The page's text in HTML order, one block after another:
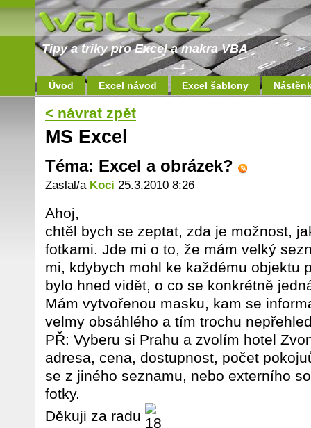
Tipy a triky pro Excel a makra VBA
Úvod Excel návod Excel šablony
< návrat zpět
MS Excel
Téma: Excel a obrázek?
Zaslal/a Koci 25.3.2010 8:26
Ahoj,
chtěl bych se zeptat, zda je možnost,
fotkami. Jde mi o to, že mám velký
mi, kdybych mohl ke každému objektu
bylo hned vidět, o co se konkrétně
Mám vytvořenou masku, kam se
velmy obsáhlého a tím trochu
PŘ: Vyberu si Prahu a zvolím hotel
adresa, cena, dostupnost, počet
se z jiného seznamu, nebo externího
fotky.
Děkuji za radu